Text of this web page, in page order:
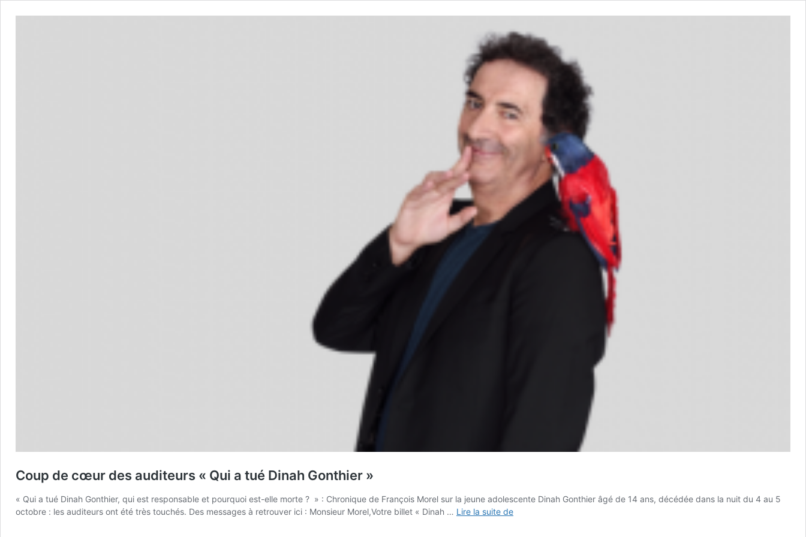
Coup de cœur des auditeurs « Qui a tué Dinah Gonthier »
« Qui a tué Dinah Gonthier, qui est responsable et pourquoi est-elle morte ? » : Chronique de François Morel sur la jeune adolescente Dinah Gonthier âgé de 14 ans, décédée dans la nuit du 4 au 5
octobre : les auditeurs ont été très touchés. Des messages à retrouver ici : Monsieur Morel,Votre billet « Dinah … Lire la suite deCoup